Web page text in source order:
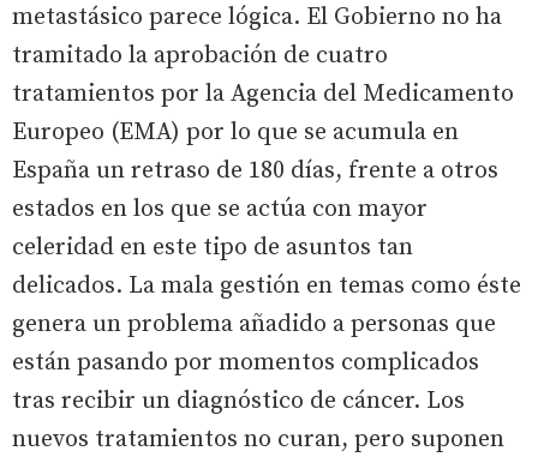
metastásico parece lógica. El Gobierno no ha
tramitado la aprobación de cuatro
tratamientos por la Agencia del Medicamento
Europeo (EMA) por lo que se acumula en
España un retraso de 180 días, frente a otros
estados en los que se actúa con mayor
celeridad en este tipo de asuntos tan
delicados. La mala gestión en temas como éste
genera un problema añadido a personas que
están pasando por momentos complicados
tras recibir un diagnóstico de cáncer. Los
nuevos tratamientos no curan, pero suponen